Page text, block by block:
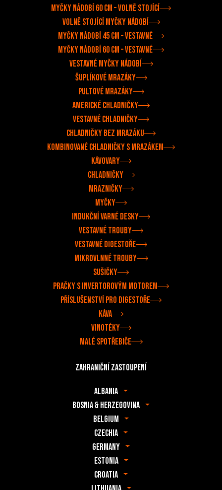
Myčky nádobí 60 cm – volně stojící
Volně stojící myčky nádobí
Myčky nádobí 45 cm – vestavné
Myčky nádobí 60 cm – vestavné
Vestavné myčky nádobí
Šuplíkové mrazáky
Pultové mrazáky
Americké chladničky
Vestavné chladničky
Chladničky bez mrazáku
Kombinované chladničky s mrazákem
Kávovary
Chladničky
Mrazničky
Myčky
Indukční varné desky
Vestavné trouby
Vestavné digestoře
Mikrovlnné trouby
Sušičky
Pračky s invertorovým motorem
Příslušenství pro digestoře
Káva
Vinotéky
Malé spotřebiče
Zahraniční zastoupení
Albania
Bosnia & Herzegovina
Belgium
Czechia
Germany
Estonia
Croatia